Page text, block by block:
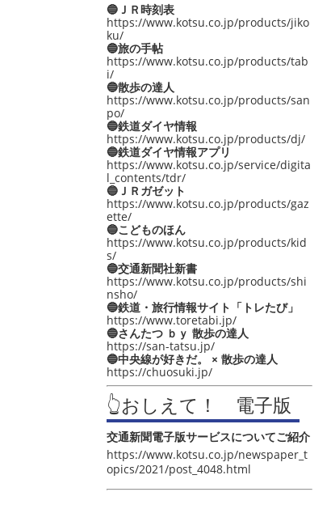
🔵ＪＲ時刻表
https://www.kotsu.co.jp/products/jiko
ku/
🔵旅の手帖
https://www.kotsu.co.jp/products/tab
i/
🔵散歩の達人
https://www.kotsu.co.jp/products/san
po/
🔵鉄道ダイヤ情報
https://www.kotsu.co.jp/products/dj/
🔵鉄道ダイヤ情報アプリ
https://www.kotsu.co.jp/service/digita
l_contents/tdr/
🔵ＪＲガゼット
https://www.kotsu.co.jp/products/gaz
ette/
🔵こどものほん
https://www.kotsu.co.jp/products/kid
s/
🔵交通新聞社新書
https://www.kotsu.co.jp/products/shi
nsho/
🔵鉄道・旅行情報サイト「トレたび」
https://www.toretabi.jp/
🔵さんたつ ｂｙ 散歩の達人
https://san-tatsu.jp/
🔵中央線が好きだ。 × 散歩の達人
https://chuosuki.jp/
👆おしえて！ 電子版
交通新聞電子版サービスについてご紹介
https://www.kotsu.co.jp/newspaper_t
opics/2021/post_4048.html